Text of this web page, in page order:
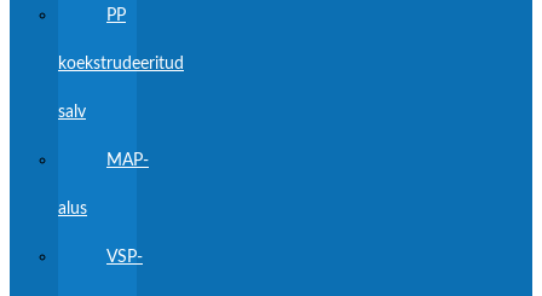
PP
koekstrudeeritud
salv
MAP-
alus
VSP-